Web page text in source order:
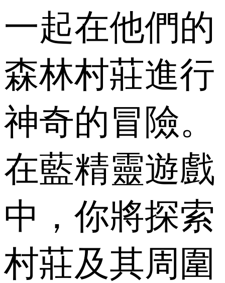
一起在他們的
森林村莊進行
神奇的冒險。
在藍精靈遊戲
中，你將探索
村莊及其周圍